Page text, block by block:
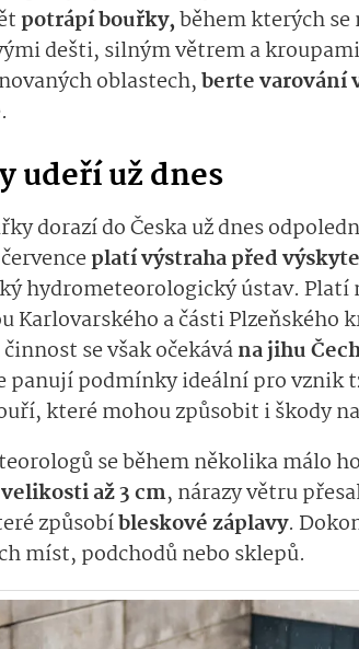
potrápí bouřky,během kterých
dešti, silným větrem a
oblastech,berte varování
udeří už dnes
dorazí do Česka už dnes
platí výstraha před
hydrometeorologický ústav. Platí
Karlovarského a části Plzeňského
se však očekávána jihu
panují podmínky ideální pro vznik
které mohou způsobit i škody
se během několika málo
až 3 cm, nárazy větru
způsobíbleskové záplavy.
míst, podchodů nebo sklepů.